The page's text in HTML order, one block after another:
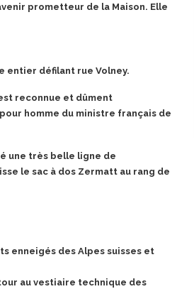
prometteur de la Maison. Elle
entier défilant rue Volney.
reconnue et dûment
homme du ministre français de
une très belle ligne de
le sac à dos Zermatt au rang de
enneigés des Alpes suisses et
au vestiaire technique des